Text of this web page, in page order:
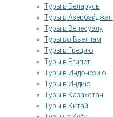
Туры в Беларусь
Туры в Азербайджан
Туры в Венесуэлу
Туры во Вьетнам
Туры в Грецию
Туры в Египет
Туры в Индонезию
Туры в Индию
Туры в Казахстан
Туры в Китай